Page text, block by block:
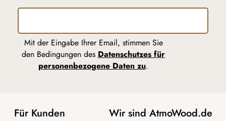
Mit der Eingabe Ihrer Email, stimmen Sie
den Bedingungen des Datenschutzes für
personenbezogene Daten zu.
Für Kunden Wir sind AtmoWood.de